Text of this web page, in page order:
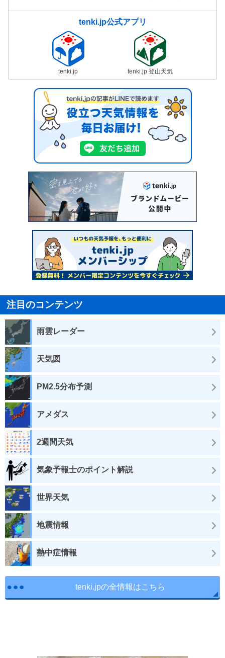
tenki.jp公式アプリ
tenki.jp tenki.jp 登山天気
注目のコンテンツ
雨雲レーダー
天気図
PM2.5分布予測
アメダス
2週間天気
気象予報士のポイント解説
世界天気
地震情報
熱中症情報
tenki.jpの全情報はこちら